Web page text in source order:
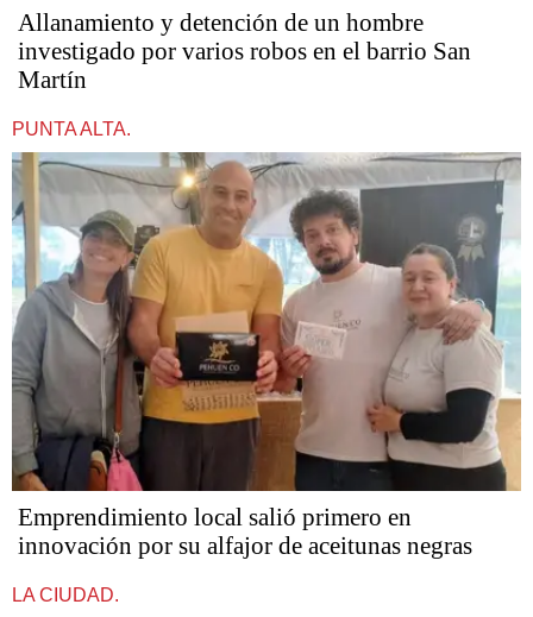
Allanamiento y detención de un hombre
investigado por varios robos en el barrio San
Martín
PUNTA ALTA.
Emprendimiento local salió primero en
innovación por su alfajor de aceitunas negras
LA CIUDAD.